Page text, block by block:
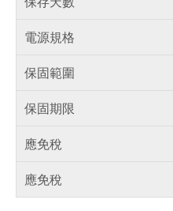
電源規格
保固範圍
保固期限
應免稅
應免稅
偏遠地區配送